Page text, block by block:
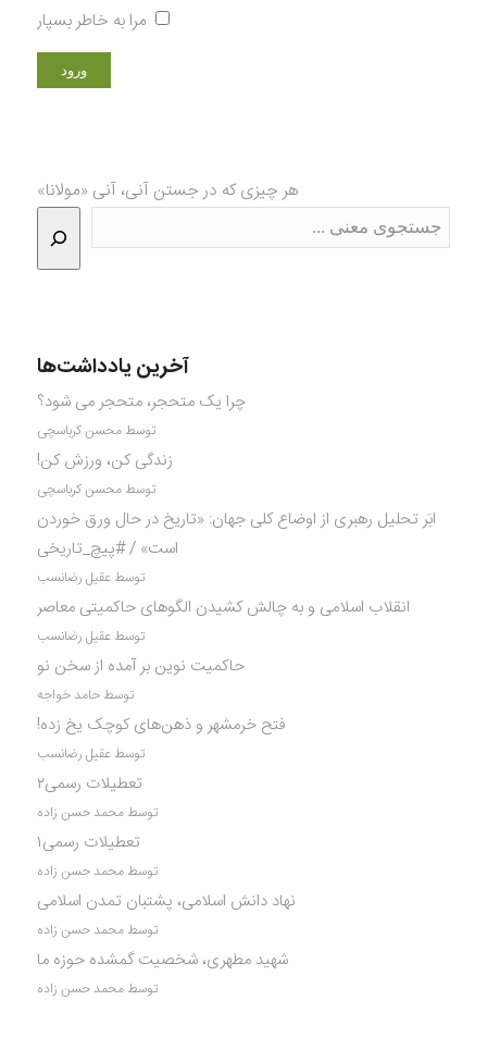
مرا به خاطر بسپار
هر چیزی که در جستن آنی، آنی «مولانا»
آخرین یادداشت‌ها
چرا یک متحجر، متحجر می شود؟
توسط محسن کرباسچی
زندگی کن، ورزش کن!
توسط محسن کرباسچی
ابَر تحلیل رهبری از اوضاع کلی جهان: «تاریخ در حال ورق خوردن
است» / #پیچ_تاریخی
توسط عقیل رضانسب
انقلاب اسلامی و به چالش کشیدن الگوهای حاکمیتی معاصر
توسط عقیل رضانسب
حاکمیت نوین بر آمده از سخن نو
توسط حامد خواجه
فتح خرمشهر و ذهن‌های کوچک یخ زده!
توسط عقیل رضانسب
تعطیلات رسمی۲
توسط محمد حسن زاده
تعطیلات رسمی۱
توسط محمد حسن زاده
نهاد دانش اسلامی، پشتبان تمدن اسلامی
توسط محمد حسن زاده
شهید مطهری، شخصیت گمشده حوزه ما
توسط محمد حسن زاده